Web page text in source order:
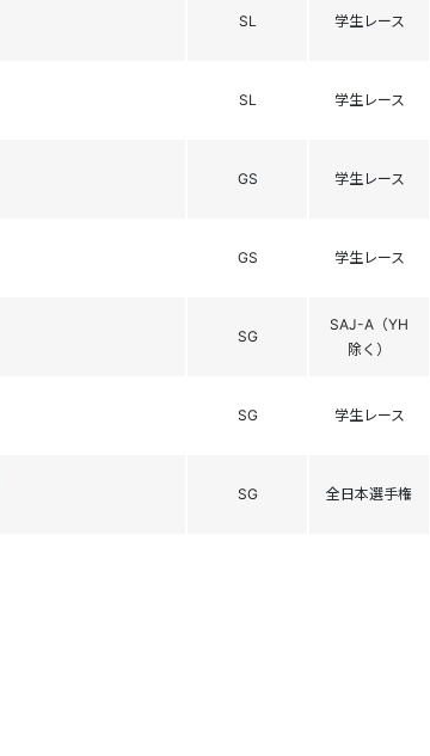
SL 学生レース
SL 学生レース
GS 学生レース
GS 学生レース
SG
SAJ-A（YH
除く）
SG 学生レース
SG 全日本選手権